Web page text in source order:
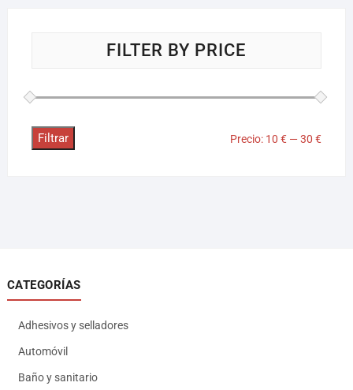
FILTER BY PRICE
Filtrar Precio: 10 € —30 €
CATEGORÍAS
Adhesivos y selladores
Automóvil
Baño y sanitario